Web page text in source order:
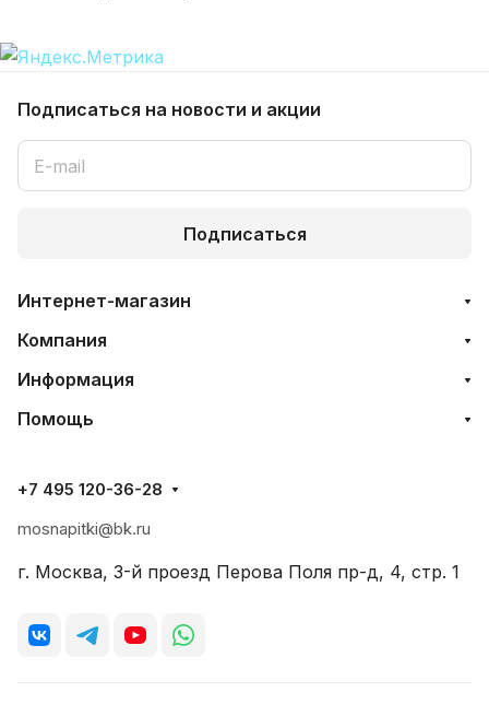
Подписаться на новости и акции
Подписаться
Интернет-магазин
Компания
Информация
Помощь
+7 495 120-36-28
mosnapitki@bk.ru
г. Москва, 3-й проезд Перова Поля пр-д, 4, стр. 1